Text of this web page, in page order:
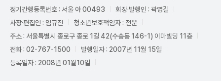
정기간행등록번호 : 서울 아 00493
회장·발행인 : 곽영길
사장·편집인 : 임규진
청소년보호책임자 : 전운
주소 : 서울특별시 종로구 종로 1길 42(수송동 146-1) 이마빌딩 11층
전화 : 02-767-1500
발행일자 : 2007년 11월 15일
등록일자 : 2008년 01월10일